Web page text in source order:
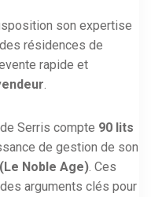
son expertise
résidences de
rapide et
.
Serris compte 90 lits
de gestion de son
Noble Age). Ces
arguments clés pour